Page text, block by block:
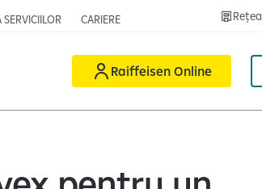
CARIERE Rețea
Raiffeisen Online